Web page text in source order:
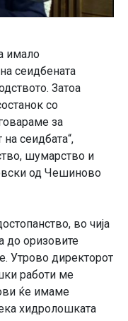
имало
сеидбената
Затоа
со
за
сеидбата“,
шумарство и
од Чешиново
во чија
до оризовите
Утрово директорот
работи ме
ќе имаме
хидролошката